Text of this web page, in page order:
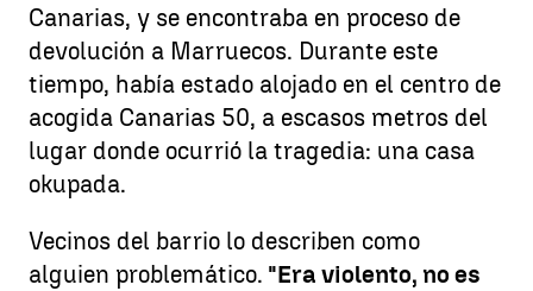
Canarias, y se encontraba en proceso de
devolución a Marruecos. Durante este
tiempo, había estado alojado en el centro de
acogida Canarias 50, a escasos metros del
lugar donde ocurrió la tragedia: una casa
okupada.
Vecinos del barrio lo describen como
alguien problemático. "Era violento, no es